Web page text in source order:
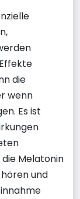
die
wenn
Es ist
Melatonin
und